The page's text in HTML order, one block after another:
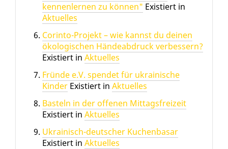
kennenlernen zu können" Existiert in
Aktuelles
Corinto-Projekt – wie kannst du deinen
ökologischen Händeabdruck verbessern?
Existiert in Aktuelles
Fründe e.V. spendet für ukrainische
Kinder Existiert in Aktuelles
Basteln in der offenen Mittagsfreizeit
Existiert in Aktuelles
Ukrainisch-deutscher Kuchenbasar
Existiert in Aktuelles